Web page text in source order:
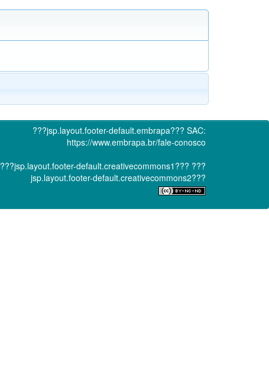
???jsp.layout.footer-default.embrapa??? SAC:
https://www.embrapa.br/fale-conosco
???jsp.layout.footer-default.creativecommons1??? ???
jsp.layout.footer-default.creativecommons2???